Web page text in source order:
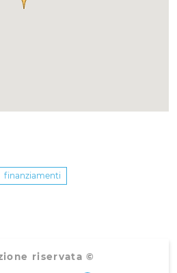
finanziamenti
riservata ©